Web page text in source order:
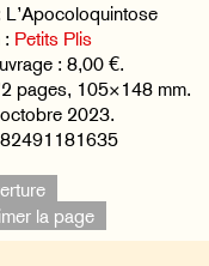
L’Apocoloquintose
Petits Plis
: 8,00 €.
pages, 105×148 mm.
2023.
la page